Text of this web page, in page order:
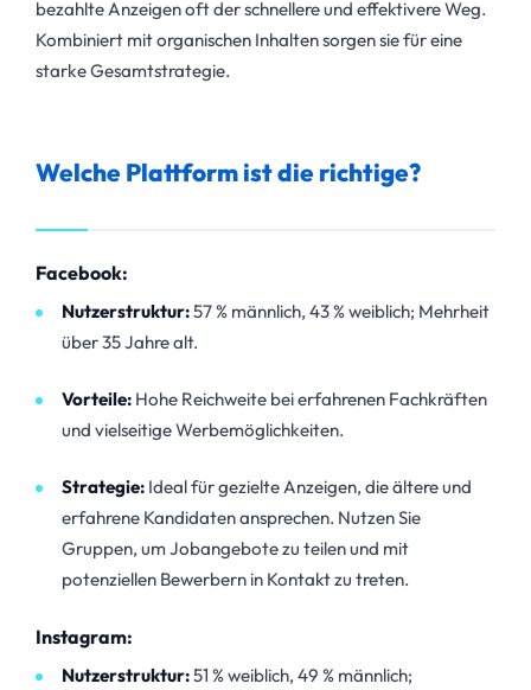
bezahlte Anzeigen oft der schnellere und effektivere Weg.
Kombiniert mit organischen Inhalten sorgen sie für eine
starke Gesamtstrategie.
Welche Plattform ist die richtige?
Facebook:
Nutzerstruktur:57 % männlich, 43 % weiblich; Mehrheit
über 35 Jahre alt.
Vorteile: Hohe Reichweite bei erfahrenen Fachkräften
und vielseitige Werbemöglichkeiten.
Strategie: Ideal für gezielte Anzeigen, die ältere und
erfahrene Kandidaten ansprechen. Nutzen Sie
Gruppen, um Jobangebote zu teilen und mit
potenziellen Bewerbern in Kontakt zu treten.
Instagram:
Nutzerstruktur:51 % weiblich, 49 % männlich;